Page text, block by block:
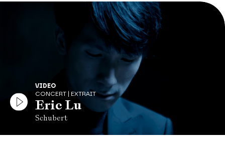
VIDEO
CONCERT | EXTRAIT
Eric Lu
Schubert